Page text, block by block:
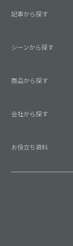
記事から探す
シーンから探す
商品から探す
会社から探す
お役立ち資料